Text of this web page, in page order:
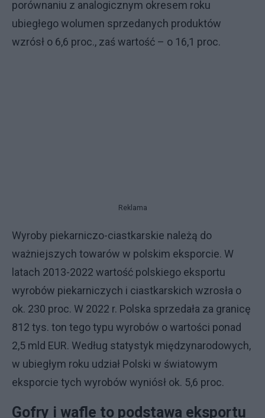
porównaniu z analogicznym okresem roku
ubiegłego wolumen sprzedanych produktów
wzrósł o 6,6 proc., zaś wartość – o 16,1 proc.
Reklama
Wyroby piekarniczo-ciastkarskie należą do
ważniejszych towarów w polskim eksporcie. W
latach 2013-2022 wartość polskiego eksportu
wyrobów piekarniczych i ciastkarskich wzrosła o
ok. 230 proc. W 2022 r. Polska sprzedała za granicę
812 tys. ton tego typu wyrobów o wartości ponad
2,5 mld EUR. Według statystyk międzynarodowych,
w ubiegłym roku udział Polski w światowym
eksporcie tych wyrobów wyniósł ok. 5,6 proc.
Gofry i wafle to podstawa eksportu